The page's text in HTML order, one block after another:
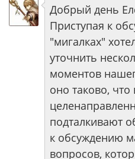
Добрый день
Приступая к
"мигалках"
уточнить
моментов
оно таково,
подталкивают
к обсуждению
вопросов,